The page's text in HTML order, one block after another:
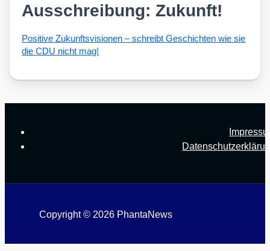
Ausschreibung: Zukunft!
Posi­ti­ve Zukunfts­vi­sio­nen – schreibt Geschich­ten wie sie
die CDU nicht mag!
Copyright © 2026 PhantaNews